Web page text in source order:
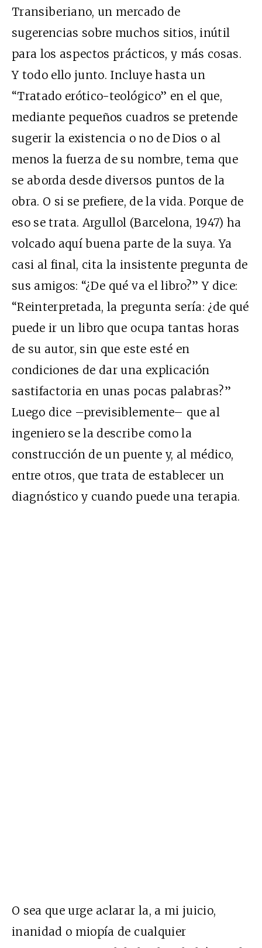
Transiberiano, un mercado de
sugerencias sobre muchos sitios, inútil
para los aspectos prácticos, y más cosas.
Y todo ello junto. Incluye hasta un
“Tratado erótico-teológico” en el que,
mediante pequeños cuadros se pretende
sugerir la existencia o no de Dios o al
menos la fuerza de su nombre, tema que
se aborda desde diversos puntos de la
obra. O si se prefiere, de la vida. Porque de
eso se trata. Argullol (Barcelona, 1947) ha
volcado aquí buena parte de la suya. Ya
casi al final, cita la insistente pregunta de
sus amigos: “¿De qué va el libro?” Y dice:
“Reinterpretada, la pregunta sería: ¿de qué
puede ir un libro que ocupa tantas horas
de su autor, sin que este esté en
condiciones de dar una explicación
sastifactoria en unas pocas palabras?”
Luego dice –previsiblemente– que al
ingeniero se la describe como la
construcción de un puente y, al médico,
entre otros, que trata de establecer un
diagnóstico y cuando puede una terapia.
O sea que urge aclarar la, a mi juicio,
inanidad o miopía de cualquier